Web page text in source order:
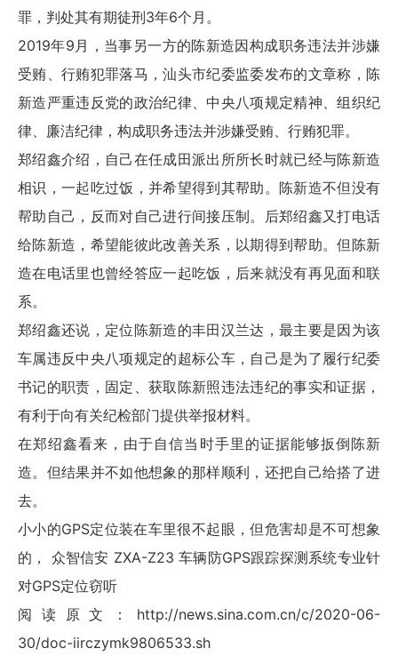
罪，判处其有期徒刑3年6个月。
2019年9月，当事另一方的陈新造因构成职务违法并涉嫌
受贿、行贿犯罪落马，汕头市纪委监委发布的文章称，陈
新造严重违反党的政治纪律、中央八项规定精神、组织纪
律、廉洁纪律，构成职务违法并涉嫌受贿、行贿犯罪。
郑绍鑫介绍，自己在任成田派出所所长时就已经与陈新造
相识，一起吃过饭，并希望得到其帮助。陈新造不但没有
帮助自己，反而对自己进行间接压制。后郑绍鑫又打电话
给陈新造，希望能彼此改善关系，以期得到帮助。但陈新
造在电话里也曾经答应一起吃饭，后来就没有再见面和联
系。
郑绍鑫还说，定位陈新造的丰田汉兰达，最主要是因为该
车属违反中央八项规定的超标公车，自己是为了履行纪委
书记的职责，固定、获取陈新照违法违纪的事实和证据，
有利于向有关纪检部门提供举报材料。
在郑绍鑫看来，由于自信当时手里的证据能够扳倒陈新
造。但结果并不如他想象的那样顺利，还把自己给搭了进
去。
小小的GPS定位装在车里很不起眼，但危害却是不可想象
的， 众智信安 ZXA-Z23 车辆防GPS跟踪探测系统专业针
对GPS定位窃听
阅读原文：http://news.sina.com.cn/c/2020-06-
30/doc-iirczymk9806533.sh